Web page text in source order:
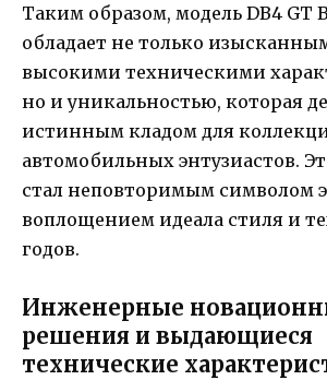
Таким образом, модель DB4 GT
обладает не только
высокими техническими
но и уникальностью, которая
истинным кладом для
автомобильных энтузиастов.
стал неповторимым символом
воплощением идеала стиля и
годов.
Инженерные
решения и выдающиеся
технические